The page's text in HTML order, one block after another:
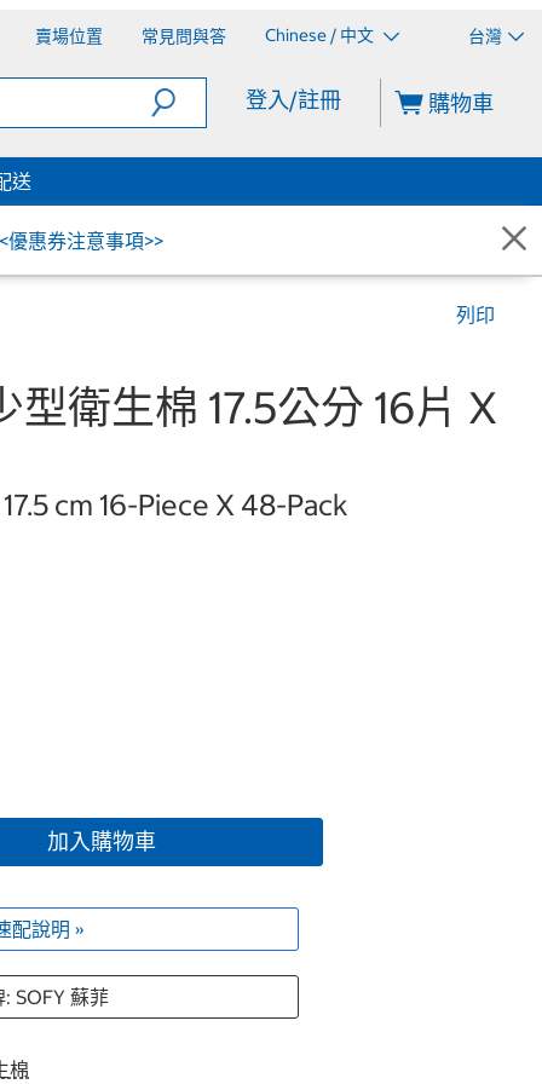
賣場位置 常見問與答 Chinese / 中文 台灣
登入/註冊 購物車
送
優惠券注意事項>>
列印
衛生棉 17.5公分 16片 X
cm 16-Piece X 48-Pack
加入購物車
配說明 »
: SOFY 蘇菲
棉